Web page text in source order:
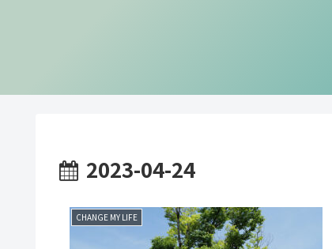
2023-04-24
CHANGE MY LIFE